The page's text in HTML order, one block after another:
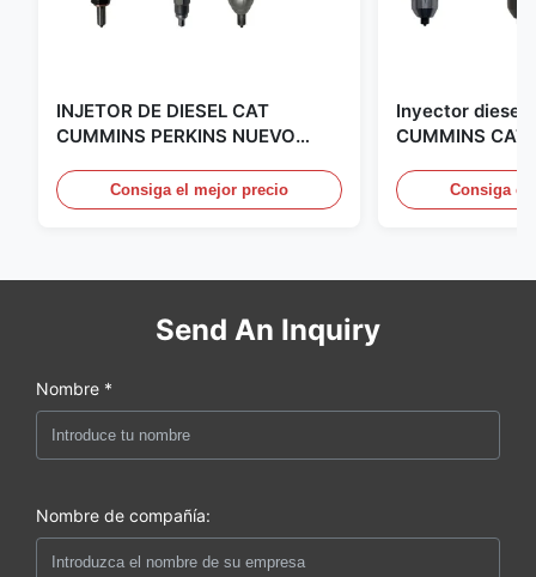
INJETOR DE DIESEL CAT
CUMMINS PERKINS NUEVO
Somos el distribuidor de CAT,
CUMMINS, PERKINS, todo es
Consiga el mejor precio
Inyector diesel
CUMMINS CAT
Consiga el
Send An Inquiry
Nombre *
Nombre de compañía: